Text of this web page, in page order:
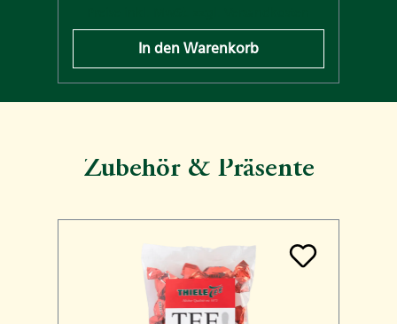
In den Warenkorb
Zubehör & Präsente